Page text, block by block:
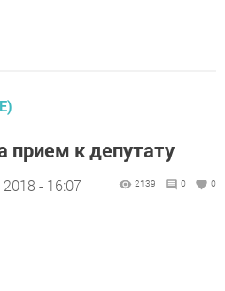
прием к депутату
- 16:07 2139 0 0